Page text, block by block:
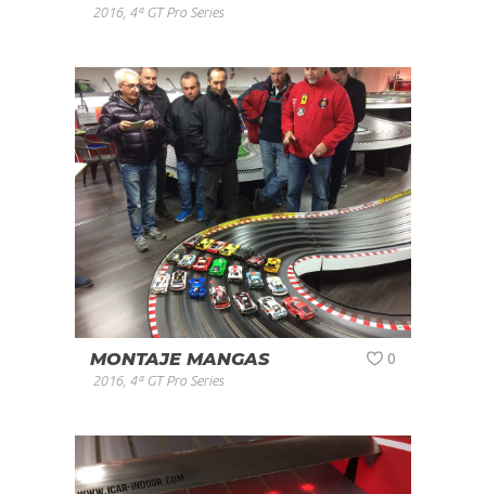
2016, 4ª GT Pro Series
MONTAJE MANGAS
2016, 4ª GT Pro Series
0